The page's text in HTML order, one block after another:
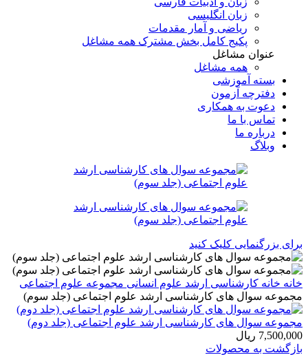
زبان انگلیسی
ریاضی و آمار مقدمات
پکیج کامل بخش مشترک همه مشاغل
عنوان مشاغل
همه مشاغل
بسته آموزشی
دفترچه آزمون
دعوت به همکاری
تماس با ما
درباره ما
وبلاگ
برای بزرگنمایی کلیک کنید
خانه خانه کارشناسی ارشد علوم انسانی مجموعه علوم اجتماعی
مجموعه سوال های کارشناسی ارشد علوم اجتماعی (جلد سوم)
مجموعه سوال های کارشناسی ارشد علوم اجتماعی (جلد دوم)
7,500,000 ریال
بازگشت به محصولات